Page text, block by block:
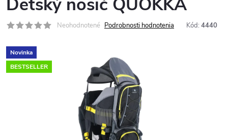
Neohodnotené Podrobnosti hodnotenia Kód: 4440
Novinka
BESTSELLER